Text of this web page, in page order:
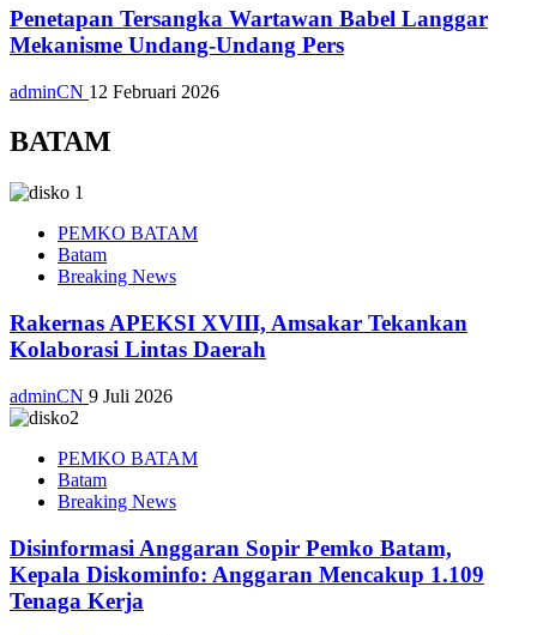
Penetapan Tersangka Wartawan Babel Langgar
Mekanisme Undang-Undang Pers
adminCN 12 Februari 2026
BATAM
PEMKO BATAM
Batam
Breaking News
Rakernas APEKSI XVIII, Amsakar Tekankan
Kolaborasi Lintas Daerah
adminCN 9 Juli 2026
PEMKO BATAM
Batam
Breaking News
Disinformasi Anggaran Sopir Pemko Batam,
Kepala Diskominfo: Anggaran Mencakup 1.109
Tenaga Kerja